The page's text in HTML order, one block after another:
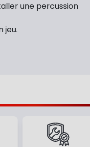
une percussion
jeu.